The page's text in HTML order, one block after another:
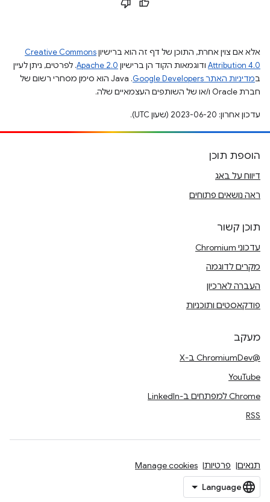
אלא אם צוין אחרת, התוכן של דף זה הוא ברישיוןCreative Commons
Attribution 4.0 ודוגמאות הקוד הן ברישיון Apache 2.0. לפרטים, ניתן לעיין
במדיניות האתר Google Developers‏
.‏ Java הוא סימן מסחרי רשום של
חברת Oracle ו/או של השותפים העצמאיים שלה.
עדכון אחרון: 2023-06-20 (שעון UTC).
הוספת תוכן
דיווח על באג
ראה נושאים פתוחים
תוכן קשור
עדכוני Chromium
מקרים לדוגמה
העברה לארכיון
פודקאסטים ותוכניות
מעקב
@ChromiumDev ב-X
YouTube
Chrome למפתחים ב-LinkedIn
RSS
תנאים פרטיות Manage cookies